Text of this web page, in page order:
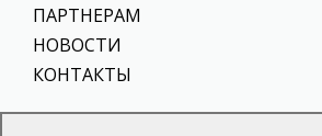
ПАРТНЕРАМ
НОВОСТИ
КОНТАКТЫ